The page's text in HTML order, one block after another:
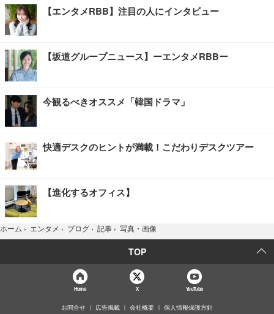
【エンタメRBB】注目の人にインタビュー
【坂道グループニュース】ーエンタメRBBー
今観るべきオススメ「韓国ドラマ」
快適デスクのヒントが満載！こだわりデスクツアー
【進化するオフィス】
ホーム › エンタメ › ブログ › 記事 › 写真・画像
TOP
Home X YouTube
お問合せ 広告掲載 会社概要 個人情報保護方針